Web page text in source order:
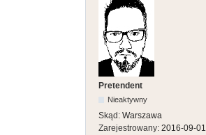
Pretendent
Nieaktywny
Skąd: Warszawa
Zarejestrowany: 2016-09-01